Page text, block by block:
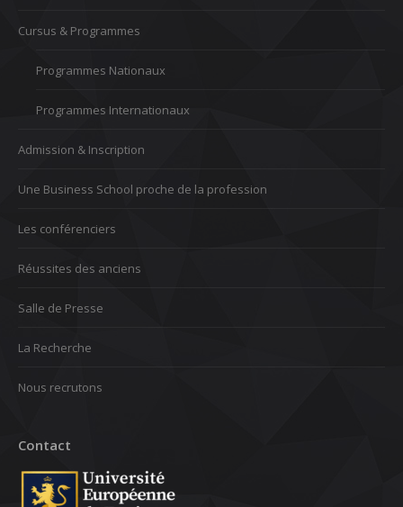
Cursus & Programmes
Programmes Nationaux
Programmes Internationaux
Admission & Inscription
Une Business School proche de la profession
Les conférenciers
Réussites des anciens
Salle de Presse
La Recherche
Nous recrutons
Contact